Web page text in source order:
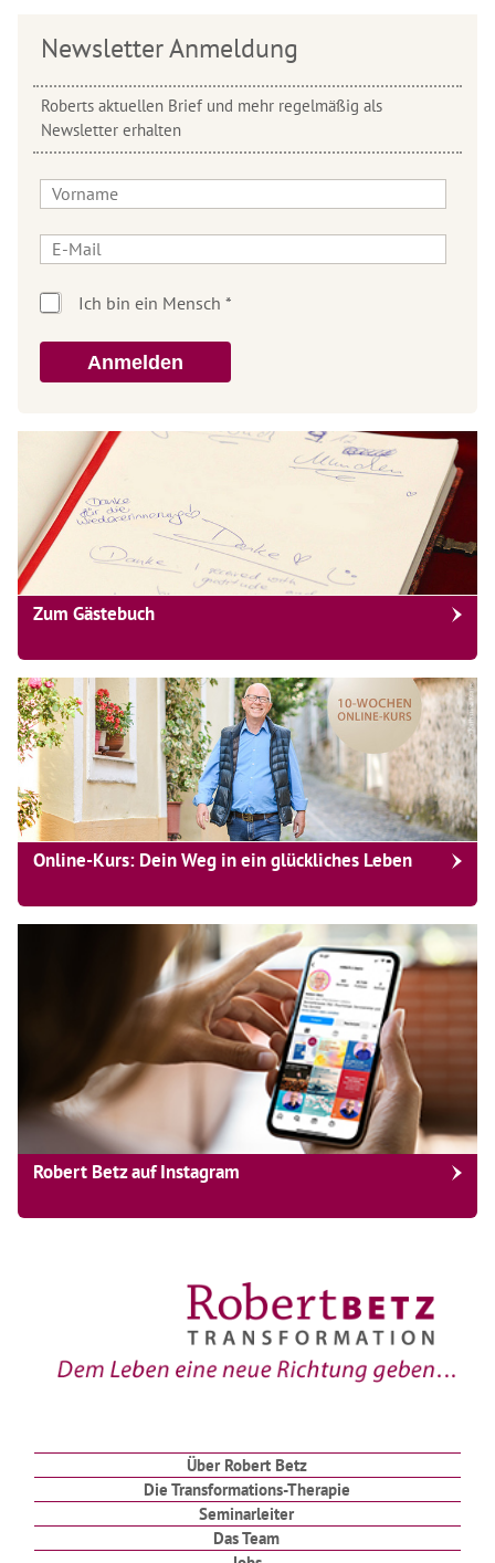
Newsletter Anmeldung
Roberts aktuellen Brief und mehr regelmäßig als
Newsletter erhalten
Anmelden
Zum Gästebuch
Online-Kurs: Dein Weg in ein glückliches Leben
Robert Betz auf Instagram
Über Robert Betz
Die Transformations-Therapie
Seminarleiter
Das Team